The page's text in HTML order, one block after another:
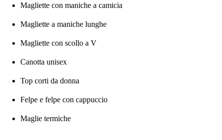
Magliette con maniche a camicia
Magliette a maniche lunghe
Magliette con scollo a V
Canotta unisex
Top corti da donna
Felpe e felpe con cappuccio
Maglie termiche